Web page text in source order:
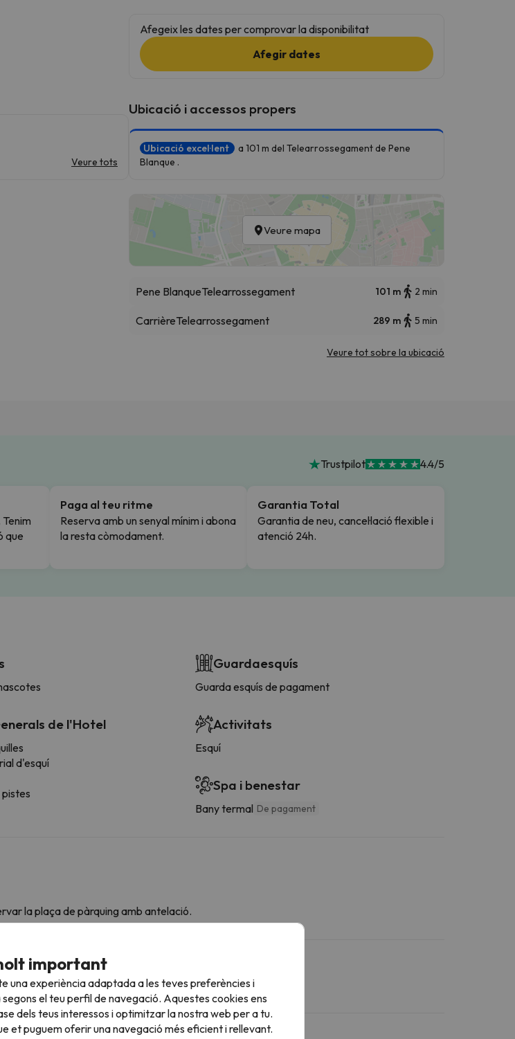
Veure tots
Afegeix les dates per comprovar la disponibilitat
Afegir dates
Ubicació i accessos propers
Ubicació excel·lent
a 101 m del Telearrossegament de Pene
Blanque .
Veure mapa
Pene BlanqueTelearrossegament 101 m 2 min
CarrièreTelearrossegament 289 m 5 min
Veure tot sobre la ubicació
Trustpilot 4.4/5
que
Paga al teu ritme
Reserva amb un senyal mínim i abona
la resta còmodament.
Garantia Total
Garantia de neu, cancel·lació flexible i
atenció 24h.
de l'Hotel
d'esquí
Guardaesquís
Guarda esquís de pagament
Activitats
Esquí
Spa i benestar
Bany termal De pagament
la plaça de pàrquing amb antelació.
important
una experiència adaptada a les teves preferències i
el teu perfil de navegació. Aquestes cookies ens
dels teus interessos i optimitzar la nostra web per a tu.
et puguem oferir una navegació més eficient i rellevant.